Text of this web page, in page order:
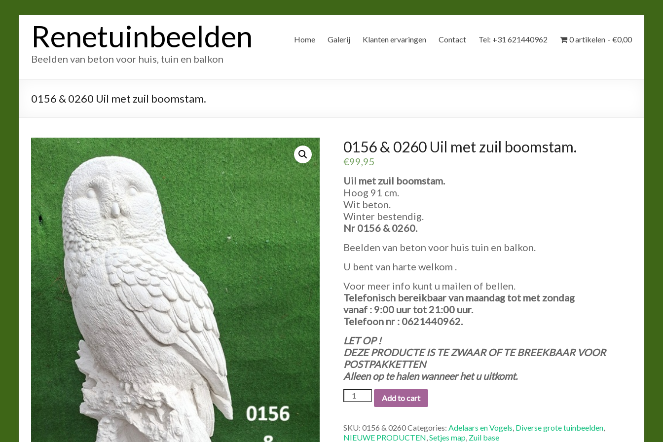
inhoudRenetuinbeelden
Beelden van beton voor huis, tuin en balkon
Home Galerij Klanten ervaringen Contact Tel: +31 621440962 0 artikelen €0,00
0156 & 0260 Uil met zuil boomstam.
0156 & 0260 Uil met zuil boomstam.
€99,95
Uil met zuil boomstam.
Hoog 91 cm.
Wit beton.
Winter bestendig.
Nr 0156 & 0260.
Beelden van beton voor huis tuin en balkon.
U bent van harte welkom .
Voor meer info kunt u mailen of bellen.
Telefonisch bereikbaar van maandag tot met zondag
vanaf : 9:00 uur tot 21:00 uur.
Telefoon nr : 0621440962.
LET OP !
DEZE PRODUCTE IS TE ZWAAR OF TE BREEKBAAR VOOR
POSTPAKKETTEN
Alleen op te halen wanneer het u uitkomt.
0156
&
met
Add to cart
SKU:0156 & 0260Categories: Adelaars en Vogels Diverse grote tuinbeelden
NIEUWE PRODUCTEN ,Setjes map Zuil base